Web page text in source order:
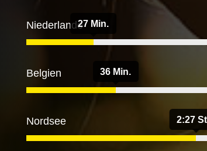
Niederlande27 Min.
Belgien 36 Min.
Nordsee 2:27